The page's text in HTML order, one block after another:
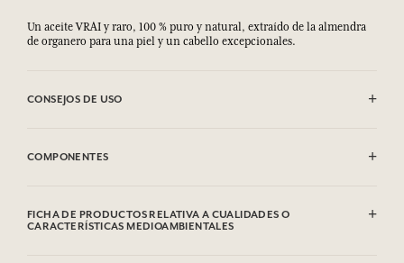
Un aceite VRAI y raro, 100 % puro y natural, extraído de la almendra
de organero para una piel y un cabello excepcionales.
CONSEJOS DE USO
COMPONENTES
Alphalsomethyl Ionone, Citral, Benzyl Salicylate, Eugenol, Geraniol.
Esta lista puede ser objeto de modificaciones. Consultar el embalaje
FICHA DE PRODUCTOS RELATIVA A CUALIDADES O
CARACTERÍSTICAS MEDIOAMBIENTALES